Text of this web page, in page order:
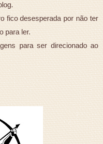
fico desesperada por não ter
para ler.
para ser direcionado ao